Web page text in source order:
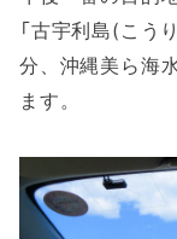
「古宇利島(こう
分、沖縄美ら海
ます。